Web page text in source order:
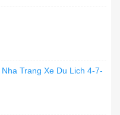
Trang Xe Du Lich 4-7-